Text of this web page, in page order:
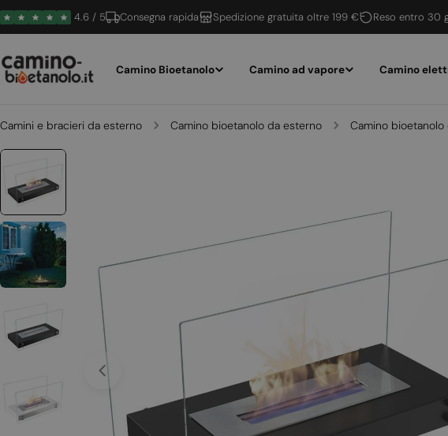
Vai
al
4.6 / 5 Consegna rapida Spedizione gratuita oltre 199 € Reso entro 30
Camino Bioetanolo Camino ad vapore Camino
Camini e bracieri da esterno Camino bioetanolo da esterno Camino bioetanolo
Apri supporto 0 in modalità modale